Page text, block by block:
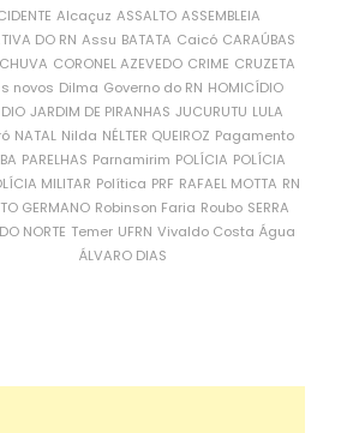
Alcaçuz ASSALTO ASSEMBLEIA
DO RN Assu BATATA Caicó CARAÚBAS
CORONEL AZEVEDO CRIME CRUZETA
novos Dilma Governo do RN HOMICÍDIO
JARDIM DE PIRANHAS JUCURUTU LULA
NATAL Nilda NÉLTER QUEIROZ Pagamento
PARELHAS Parnamirim POLÍCIA POLÍCIA
MILITAR Política PRF RAFAEL MOTTA RN
GERMANO Robinson Faria Roubo SERRA
NORTE Temer UFRN Vivaldo Costa Água
ÁLVARO DIAS